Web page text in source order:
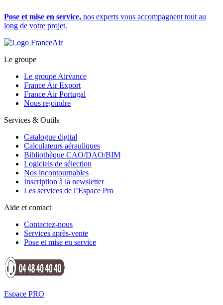
Pose et mise en service, nos experts vous accompagnent tout au
long de votre projet.
Le groupe
Le groupe Airvance
France Air Export
France Air Portugal
Nous rejoindre
Services & Outils
Catalogue digital
Calculateurs aérauliques
Bibliothèque CAO/DAO/BIM
Logiciels de sélection
Nos incontournables
Inscription à la newsletter
Les services de l’Espace Pro
Aide et contact
Contactez-nous
Services après-vente
Pose et mise en service
Espace PRO